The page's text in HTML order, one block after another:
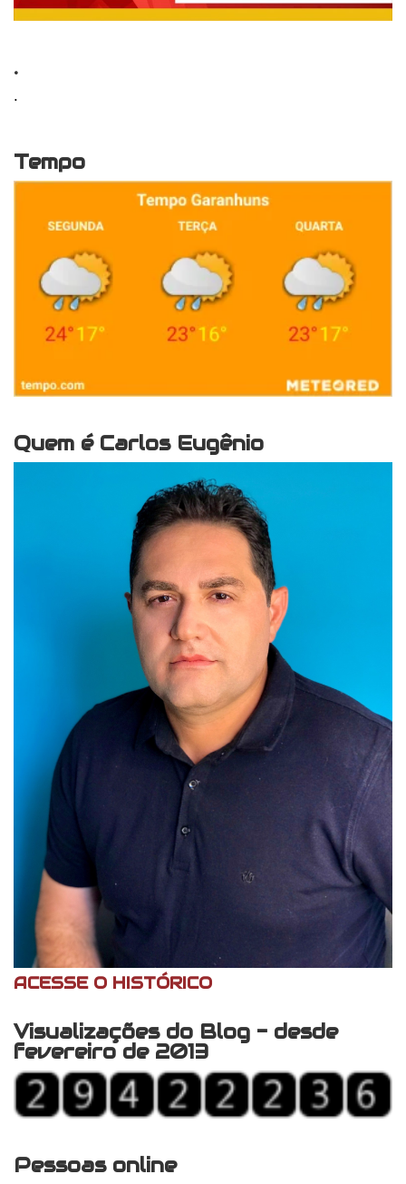
.
.
Tempo
Quem é Carlos Eugênio
ACESSE O HISTÓRICO
Visualizações do Blog - desde
fevereiro de 2013
Pessoas online